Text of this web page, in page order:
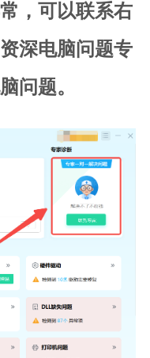
，可以联系右
深电脑问题专
问题。